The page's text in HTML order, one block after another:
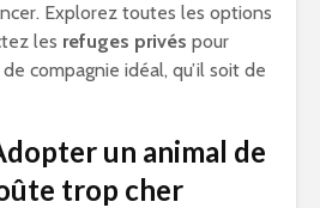
Explorez toutes les options
les refuges privés pour
compagnie idéal, qu’il soit de
un animal de
trop cher